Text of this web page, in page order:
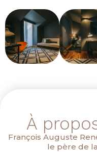
À
François Auguste
le père de